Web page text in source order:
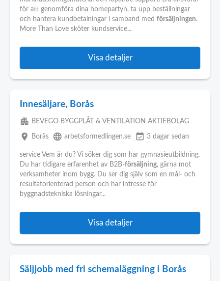
för att genomföra dina homepartyn, ta upp beställningar
och hantera kundbetalningar i samband med försäljningen.
More Than Love sköter kundservice...
Visa detaljer
Innesäljare, Borås
apartment BEVEGO BYGGPLÅT & VENTILATION AKTIEBOLAG
place Borås language arbetsformedlingen.se event_available 3 dagar sedan
service Vem är du? Vi söker dig som har gymnasieutbildning.
Du har tidigare erfarenhet av B2B-försäljning, gärna mot
verksamheter inom bygg. Du ser dig själv som en mål- och
resultatorienterad person och har intresse för
byggnadstekniska lösningar...
Visa detaljer
Säljjobb med fri schemaläggning i Borås